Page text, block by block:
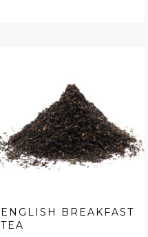
ENGLISH BREAKFAST
TEA